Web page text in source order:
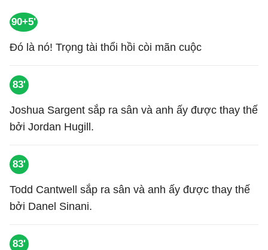
90+5'
Đó là nó! Trọng tài thổi hồi còi mãn cuộc
83'
Joshua Sargent sắp ra sân và anh ấy được thay thế
bởi Jordan Hugill.
83'
Todd Cantwell sắp ra sân và anh ấy được thay thế
bởi Danel Sinani.
83'